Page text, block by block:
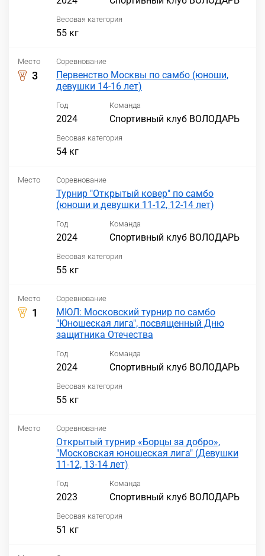
Весовая категория
55 кг
Место
3
Соревнование
Первенство Москвы по самбо (юноши,
девушки 14-16 лет)
Год
2024
Команда
Спортивный клуб ВОЛОДАРЬ
Весовая категория
54 кг
Место Соревнование
Турнир "Открытый ковер" по самбо
(юноши и девушки 11-12, 12-14 лет)
Год
2024
Команда
Спортивный клуб ВОЛОДАРЬ
Весовая категория
55 кг
Место
1
Соревнование
МЮЛ: Московский турнир по самбо
"Юношеская лига", посвященный Дню
защитника Отечества
Год
2024
Команда
Спортивный клуб ВОЛОДАРЬ
Весовая категория
55 кг
Место Соревнование
Открытый турнир «Борцы за добро»,
"Московская юношеская лига" (Девушки
11-12, 13-14 лет)
Год
2023
Команда
Спортивный клуб ВОЛОДАРЬ
Весовая категория
51 кг